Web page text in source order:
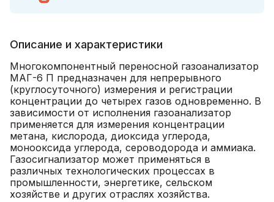
Описание и характеристики
Многокомпонентный переносной газоанализатор
МАГ-6 П предназначен для непрерывного
(круглосуточного) измерения и регистрации
концентрации до четырех газов одновременно. В
зависимости от исполнения газоанализатор
применяется для измерения концентрации
метана, кислорода, диоксида углерода,
монооксида углерода, сероводорода и аммиака.
Газосигнализатор может применяться в
различных технологических процессах в
промышленности, энергетике, сельском
хозяйстве и других отраслях хозяйства.